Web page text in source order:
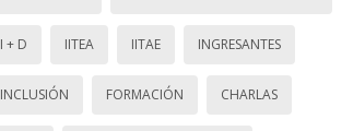
I + D IITEA IITAE INGRESANTES
INCLUSIÓN FORMACIÓN CHARLAS